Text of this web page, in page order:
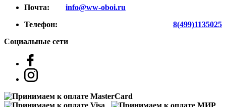
Почта: info@ww-oboi.ru
Телефон:
8(499)1135025
Социальные сети